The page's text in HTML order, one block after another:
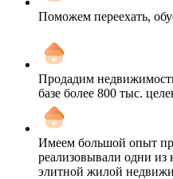
Поможем переехать,
Продадим
базе более 800 тыс.
Имеем большой опыт
реализовывали одни
элитной жилой